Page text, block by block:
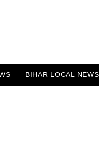
BIHAR LOCAL NEWS